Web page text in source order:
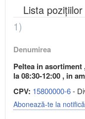
Lista pozițiilor
1)
Denumirea
Peltea in asortiment
la 08:30-12:00 , in
CPV: 15800000-6-
Abonează-te la